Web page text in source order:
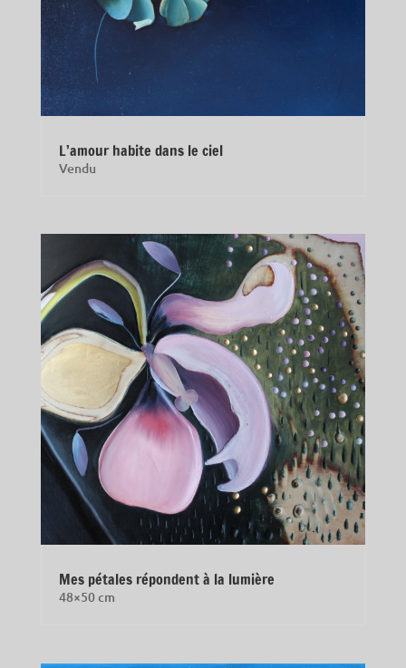
L’amour habite dans le ciel
Vendu
Mes pétales répondent à la lumière
48×50 cm